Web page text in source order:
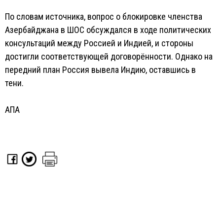
По словам источника, вопрос о блокировке членства
Азербайджана в ШОС обсуждался в ходе политических
консультаций между Россией и Индией, и стороны
достигли соответствующей договорённости. Однако на
передний план Россия вывела Индию, оставшись в
тени.
АПА